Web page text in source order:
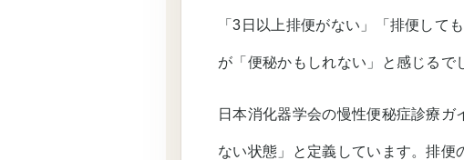
「3日以上排便がない」「排便し
が「便秘かもしれない」と感じるで
日本消化器学会の慢性便秘症診療
ない状態」と定義しています。排